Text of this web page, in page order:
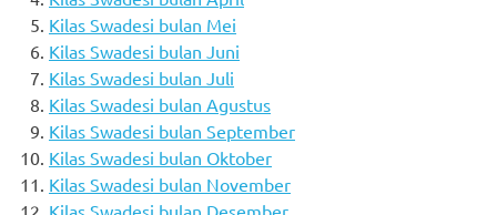
Kilas Swadesi bulan Mei
Kilas Swadesi bulan Juni
Kilas Swadesi bulan Juli
Kilas Swadesi bulan Agustus
Kilas Swadesi bulan September
Kilas Swadesi bulan Oktober
Kilas Swadesi bulan November
Kilas Swadesi bulan Desember